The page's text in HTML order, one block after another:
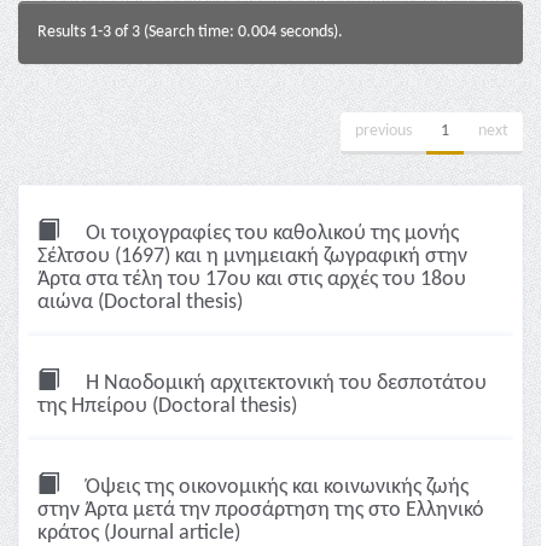
Results 1-3 of 3 (Search time: 0.004 seconds).
previous 1 next
Οι τοιχογραφίες του καθολικού της μονής
Σέλτσου (1697) και η μνημειακή ζωγραφική στην
Άρτα στα τέλη του 17ου και στις αρχές του 18ου
αιώνα (Doctoral thesis)
Η Ναοδομική αρχιτεκτονική του δεσποτάτου
της Ηπείρου (Doctoral thesis)
Όψεις της οικονομικής και κοινωνικής ζωής
στην Άρτα μετά την προσάρτηση της στο Ελληνικό
κράτος (Journal article)